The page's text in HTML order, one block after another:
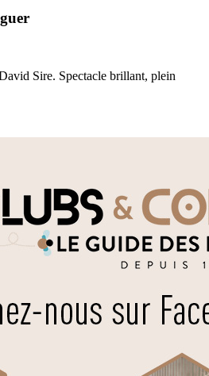
Sire. Spectacle brillant, plein